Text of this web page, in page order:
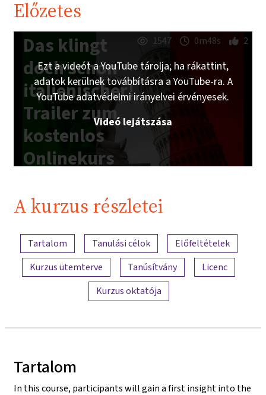
Előzetes
Das klingt
doch schon
italienischer!
Trailer zum
kostenlos
Onlinekurs
imoox.at
1547 0m48s 2
Ezt a videót a YouTube tárolja; ha rákattint,
adatok kerülnek továbbításra a YouTube-ra. A
YouTube adatvédelmi irányelvei érvényesek.
Videó lejátszása
A kurzus részletei
A tartalom áttekintése
Tartalom Tanulási célok
Előfeltételek
Kurzus ütemterve
Tanúsítvány
Licenc
Kurzus oktatója
Tartalom
In this course, participants will gain a first insight into the